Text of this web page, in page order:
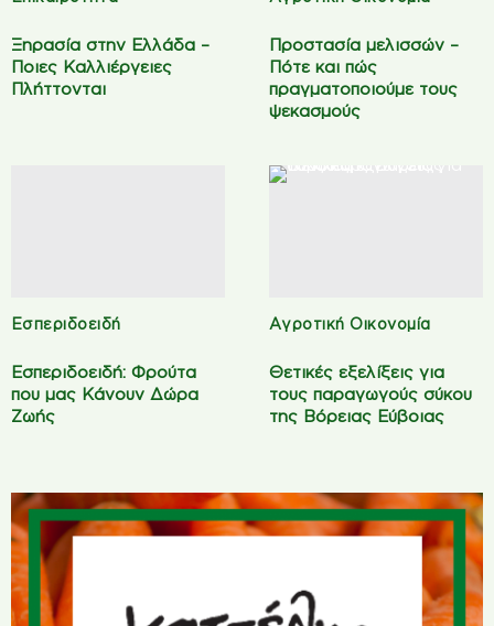
Ξηρασία στην Ελλάδα –
Ποιες Καλλιέργειες
Πλήττονται
Προστασία μελισσών –
Πότε και πώς
πραγματοποιούμε τους
ψεκασμούς
Εσπεριδοειδή
Εσπεριδοειδή: Φρούτα
που μας Κάνουν Δώρα
Ζωής
Αγροτική Οικονομία
Θετικές εξελίξεις για
τους παραγωγούς σύκου
της Βόρειας Εύβοιας